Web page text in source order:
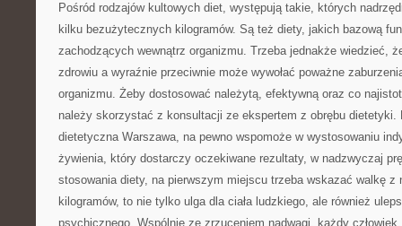
Pośród rodzajów kultowych diet, występują takie, których
kilku bezużytecznych kilogramów. Są też diety, jakich bazową
zachodzących wewnątrz organizmu. Trzeba jednakże wiedzieć,
zdrowiu a wyraźnie przeciwnie może wywołać poważne
organizmu. Żeby dostosować należytą, efektywną oraz co
należy skorzystać z konsultacji ze ekspertem z obrębu dietetyki.
dietetyczna Warszawa, na pewno wspomoże w wystosowaniu
żywienia, który dostarczy oczekiwane rezultaty, w nadzwyczaj
stosowania diety, na pierwszym miejscu trzeba wskazać walkę z
kilogramów, to nie tylko ulga dla ciała ludzkiego, ale również
psychicznego. Wspólnie ze zrzuceniem nadwagi, każdy